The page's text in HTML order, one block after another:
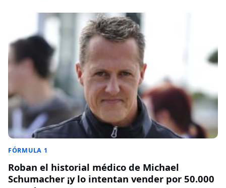
FÓRMULA 1
Roban el historial médico de Michael
Schumacher ¡y lo intentan vender por 50.000